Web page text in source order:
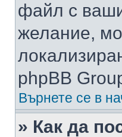
файл с
желание,
phpBB
Върнете се в
» Как да